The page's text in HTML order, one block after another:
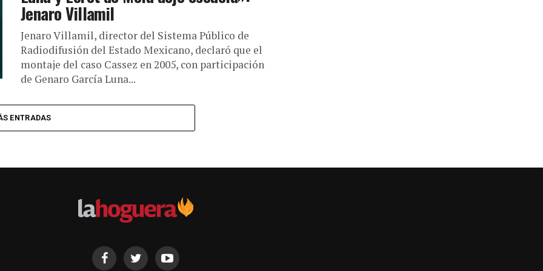
Jenaro Villamil
Jenaro Villamil, director del Sistema Público de
Radiodifusión del Estado Mexicano, declaró que el
montaje del caso Cassez en 2005, con participación
de Genaro García Luna...
ENTRADAS